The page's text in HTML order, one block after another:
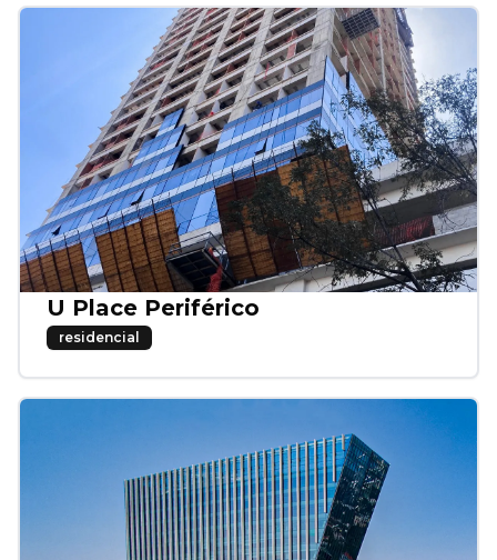
U Place Periférico
residencial